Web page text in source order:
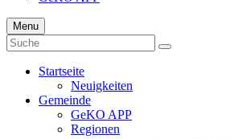
Menu
Startseite
Neuigkeiten
Gemeinde
GeKO APP
Regionen